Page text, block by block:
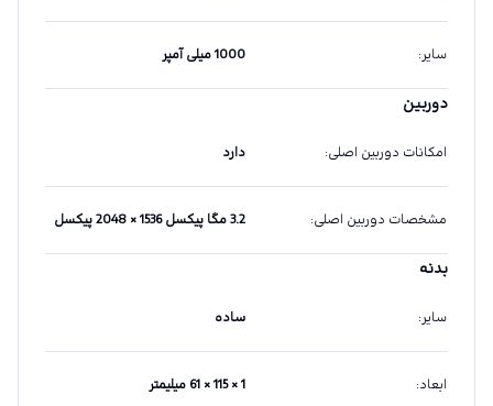
سایر: 1000 میلی آمپر
دوربین
امکانات دوربین اصلی: دارد
مشخصات دوربین اصلی: 3.2 مگا پیکسل 1536 × 2048 پیکسل
بدنه
سایر: ساده
ابعاد: 1 × 115 × 61 میلیمتر